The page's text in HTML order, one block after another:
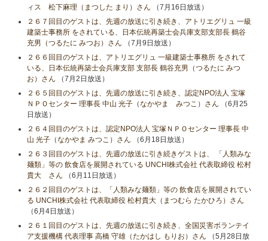
ィス 松下麻理（まつした まり）さん （7月16日放送）
２６７回目のゲストは、先週の放送に引き続き、アトリエグリュ 一級
建築士事務所 をされている、日本伝統再築士会兵庫支部支部長 鶴谷
充男（つるたに みつお）さん （7月9日放送）
２６６回目のゲストは、アトリエグリュ 一級建築士事務所 をされて
いる、日本伝統再築士会兵庫支部 支部長 鶴谷充男（つるたに みつ
お）さん （7月2日放送）
２６５回目のゲストは、先週の放送に引き続き、認定NPO法人 宝塚
ＮＰＯセンター 理事長 中山 光子（なかやま みつこ）さん （6月25
日放送）
２６４回目のゲストは、認定NPO法人 宝塚ＮＰＯセンター 理事長 中
山 光子（なかやま みつこ）さん （6月18日放送）
２６３回目のゲストは、先週の放送に引き続きゲストは、 「人類みな
麺類」等の 飲食店を展開されている UNCHI株式会社 代表取締役 松村
貴大 さん （6月11日放送）
２６２回目のゲストは、「人類みな麺類」等の 飲食店を展開されてい
る UNCHI株式会社 代表取締役 松村貴大（まつむら たかひろ）さん
（6月4日放送）
２６１回目のゲストは、先週の放送に引き続き、全国災害ボランテイ
ア支援機構 代表理事 高橋 守雄（たかはし もりお）さん （5月28日放